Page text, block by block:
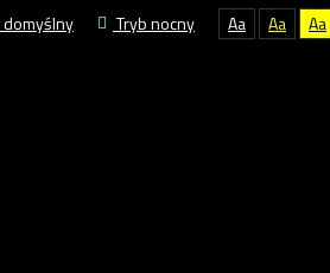
Tryb nocny Aa Aa Aa